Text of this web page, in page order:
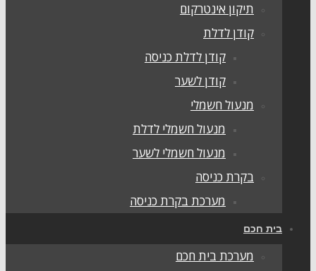
תיקון אינטרקום
קודן לדלת
קודן לדלת כניסה
קודן לשער
מנעול חשמלי
מנעול חשמלי לדלת
מנעול חשמלי לשער
בקרת כניסה
מערכת בקרת כניסה
חכם
מערכת בית חכם